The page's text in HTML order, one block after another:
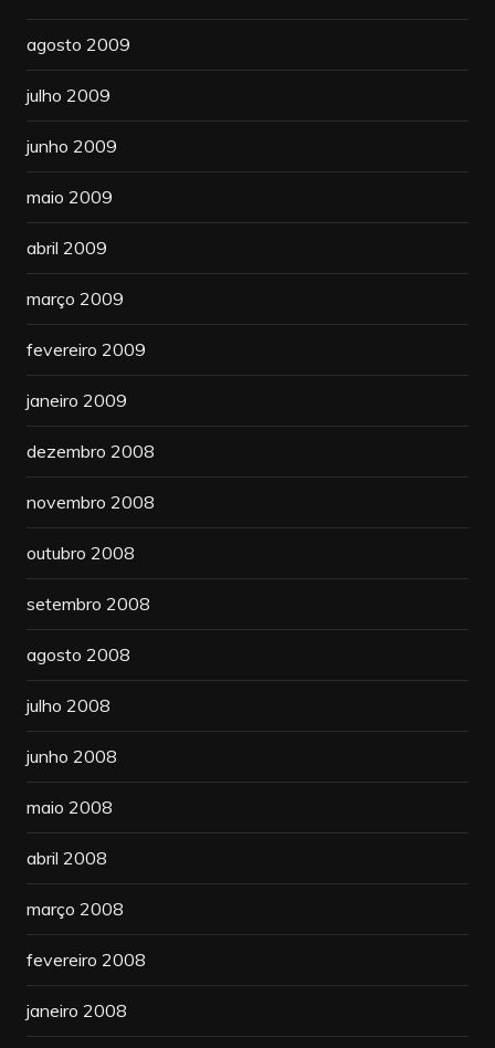
agosto 2009
julho 2009
junho 2009
maio 2009
abril 2009
março 2009
fevereiro 2009
janeiro 2009
dezembro 2008
novembro 2008
outubro 2008
setembro 2008
agosto 2008
julho 2008
junho 2008
maio 2008
abril 2008
março 2008
fevereiro 2008
janeiro 2008